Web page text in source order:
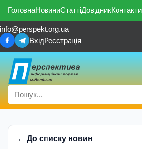
ГоловнаНовиниСтаттіДовідникКонтакти
info@perspekt.org.ua
ВхідРеєстрація
← До списку новин